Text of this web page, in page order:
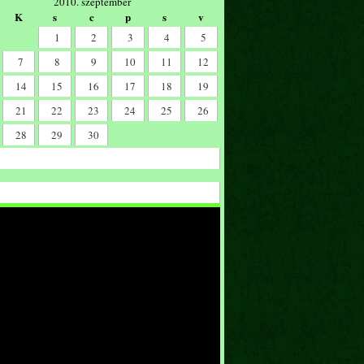
K s c p s v
1 2 3 4
5
7
8 9 10 11
12
14
15 16 17 18
19
21
22 23 24 25
26
28
29 30